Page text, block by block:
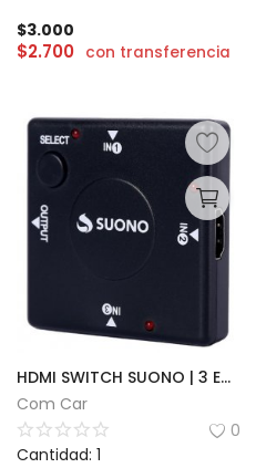
$3.000
$2.700 con transferencia
HDMI SWITCH SUONO | 3 ENTRADAS
Com Car
0
Cantidad: 1